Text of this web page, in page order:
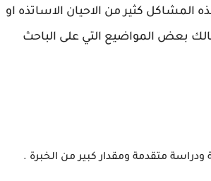
المشاكل كثير من الاحيان الاساتذه او
بعض المواضيع التي على الباحث
متقدمة ومقدار كبير من الخبرة .